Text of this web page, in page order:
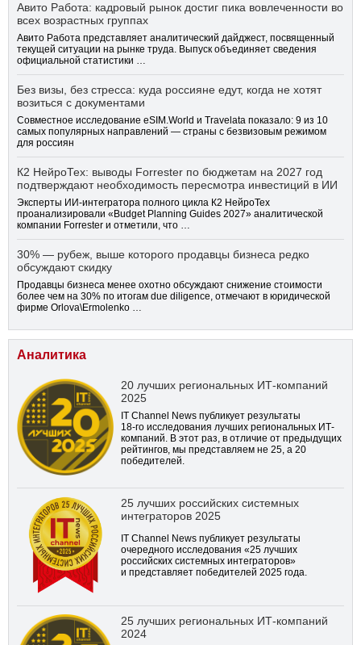
Авито Работа: кадровый рынок достиг пика вовлеченности во
всех возрастных группах
Авито Работа представляет аналитический дайджест, посвященный
текущей ситуации на рынке труда. Выпуск объединяет сведения
официальной статистики …
Без визы, без стресса: куда россияне едут, когда не хотят
возиться с документами
Совместное исследование eSIM.World и Travelata показало: 9 из 10
самых популярных направлений — страны с безвизовым режимом
для россиян
К2 НейроТех: выводы Forrester по бюджетам на 2027 год
подтверждают необходимость пересмотра инвестиций в ИИ
Эксперты ИИ-интегратора полного цикла К2 НейроТех
проанализировали «Budget Planning Guides 2027» аналитической
компании Forrester и отметили, что …
30% — рубеж, выше которого продавцы бизнеса редко
обсуждают скидку
Продавцы бизнеса менее охотно обсуждают снижение стоимости
более чем на 30% по итогам due diligence, отмечают в юридической
фирме Orlova\Ermolenko …
Аналитика
20 лучших региональных ИТ-компаний
2025
IT Channel News публикует результаты
18-го исследования лучших региональных ИТ-
компаний. В этот раз, в отличие от предыдущих
рейтингов, мы представляем не 25, а 20
победителей.
25 лучших российских системных
интеграторов 2025
IT Channel News публикует результаты
очередного исследования «25 лучших
российских системных интеграторов»
и представляет победителей 2025 года.
25 лучших региональных ИТ-компаний
2024